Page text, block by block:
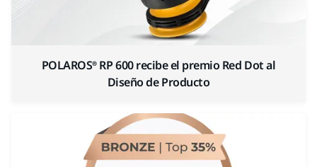
POLAROS® RP 600 recibe el premio Red Dot al
Diseño de Producto